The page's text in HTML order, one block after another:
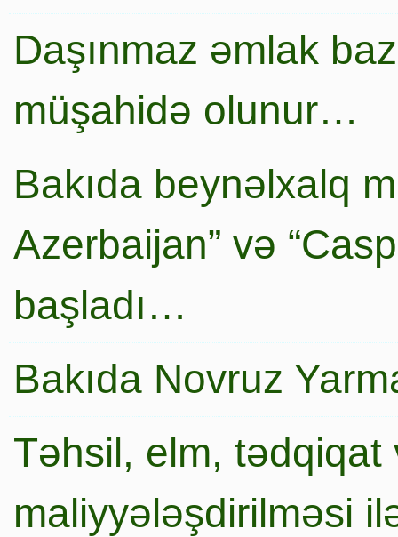
Daşınmaz əmlak
müşahidə olunur…
Bakıda beynəlxalq
Azerbaijan” və
başladı…
Bakıda Novruz
Təhsil, elm,
maliyyələşdirilməsi